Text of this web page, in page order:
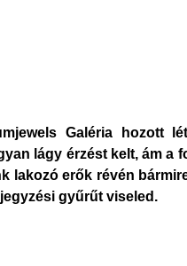
Galéria hozott
lágy érzést kelt, ám a
lakozó erők révén
gyűrűt viseled.